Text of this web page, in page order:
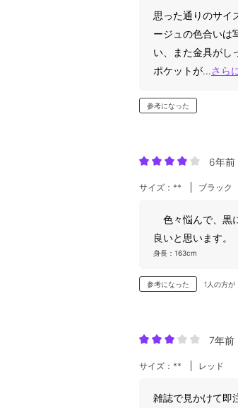
思った通りのサイ
ージュの色合いは
い、また金具がし
ポケットが... さら
参考になった
6年前
サイズ：** ブラック
色々悩んで、黒
良いと思います。
身長：163cm
参考になった 1人の方が
7年前
サイズ：** レッド
雑誌で見かけて即